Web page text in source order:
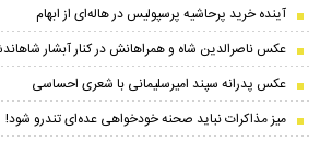
آینده خرید پرحاشیه‌ پرسپولیس در هاله‌ای از ابهام
عکس ناصرالدین شاه و همراهانش در کنار آبشار
عکس پدرانه سپند امیرسلیمانی با شعری احساسی
میز مذاکرات نباید صحنه خودخواهی عده‌ای تندرو شود!